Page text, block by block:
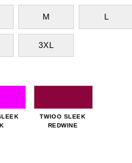
M L
3XL
TWIOO SLEEK
REDWINE